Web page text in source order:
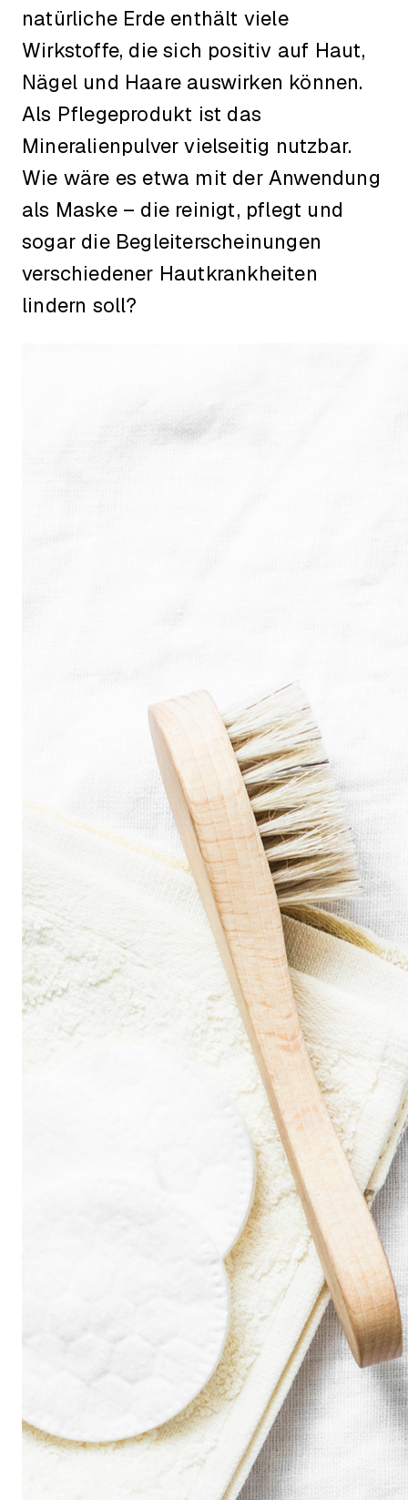
natürliche Erde enthält viele
Wirkstoffe, die sich positiv auf Haut,
Nägel und Haare auswirken können.
Als Pflegeprodukt ist das
Mineralienpulver vielseitig nutzbar.
Wie wäre es etwa mit der Anwendung
als Maske – die reinigt, pflegt und
sogar die Begleiterscheinungen
verschiedener Hautkrankheiten
lindern soll?